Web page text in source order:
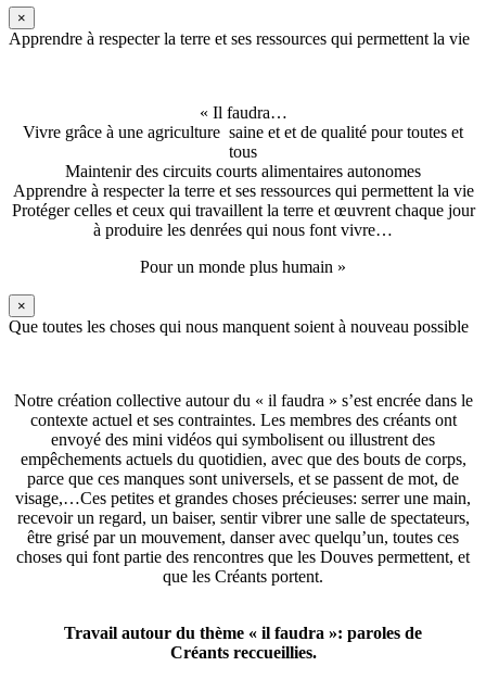
×
Apprendre à respecter la terre et ses ressources qui permettent la vie
« Il faudra…
Vivre grâce à une agriculture saine et et de qualité pour toutes et
tous
Maintenir des circuits courts alimentaires autonomes
Apprendre à respecter la terre et ses ressources qui permettent la vie
Protéger celles et ceux qui travaillent la terre et œuvrent chaque jour
à produire les denrées qui nous font vivre…
Pour un monde plus humain »
×
Que toutes les choses qui nous manquent soient à nouveau possible
Notre création collective autour du « il faudra » s’est encrée dans le
contexte actuel et ses contraintes. Les membres des créants ont
envoyé des mini vidéos qui symbolisent ou illustrent des
empêchements actuels du quotidien, avec que des bouts de corps,
parce que ces manques sont universels, et se passent de mot, de
visage,…Ces petites et grandes choses précieuses: serrer une main,
recevoir un regard, un baiser, sentir vibrer une salle de spectateurs,
être grisé par un mouvement, danser avec quelqu’un, toutes ces
choses qui font partie des rencontres que les Douves permettent, et
que les Créants portent.
Travail autour du thème « il faudra »: paroles de
Créants reccueillies.